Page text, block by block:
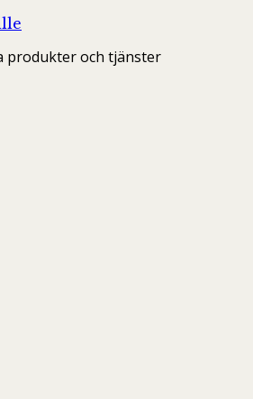
produkter och tjänster